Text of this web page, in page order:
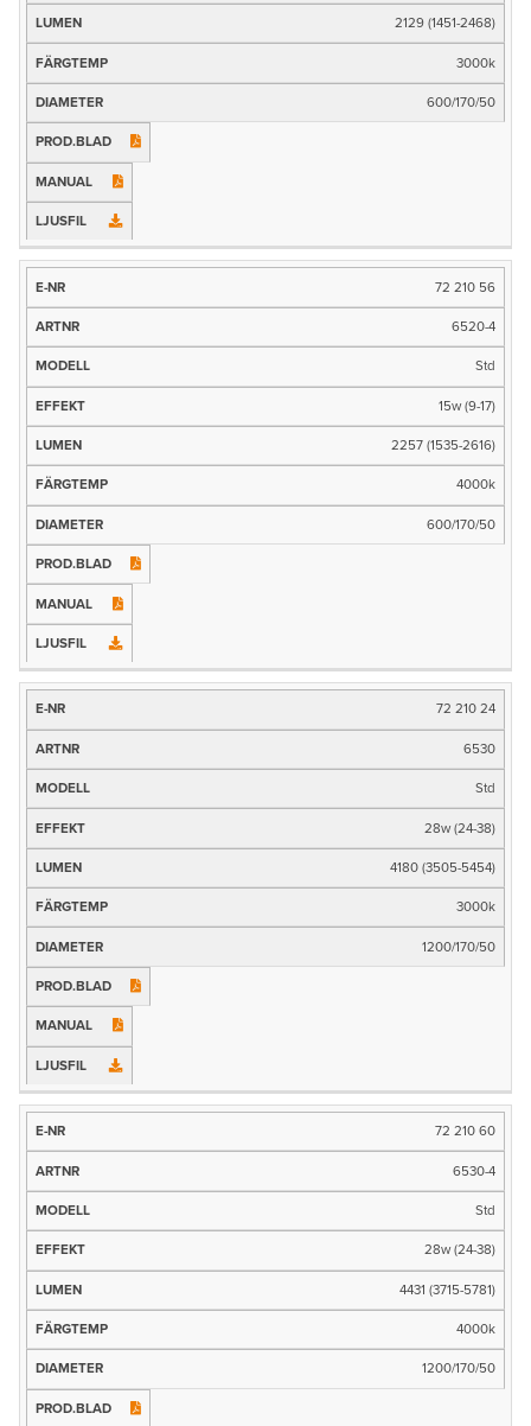
Färgtemp
Mått
Prod.blad
Manual
2129 (1451-2468)
3000k
600/170/50
72 210 56
6520-4
Std
15w (9-17)
2257 (1535-2616)
4000k
600/170/50
72 210 24
6530
Std
28w (24-38)
4180 (3505-5454)
3000k
1200/170/50
72 210 60
6530-4
Std
28w (24-38)
4431 (3715-5781)
4000k
1200/170/50